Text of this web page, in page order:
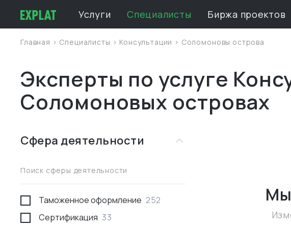
Услуги Специалисты Биржа проектов
Главная > Специалисты > Консультации > Соломоновы острова
Эксперты по услуге
Соломоновых островах
Сфера деятельности
Поиск сферы деятельности
Таможенное оформление 252
Сертификация 33
Мы